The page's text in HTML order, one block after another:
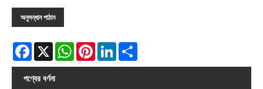
অনুসন্ধান পাঠান
Facebook
X WhatsAppPinterestLinkedIn
পণ্যের বর্ণনা